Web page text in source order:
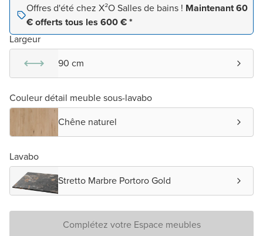
Offres d'été chez X²O Salles de bains ! Maintenant 60
€ offerts tous les 600 € *
Largeur
90 cm
Couleur détail meuble sous-lavabo
Chêne naturel
Lavabo
Stretto Marbre Portoro Gold
Complétez votre Espace meubles